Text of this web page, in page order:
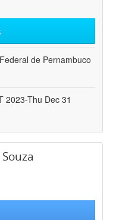
de Pernambuco
2023-Thu Dec 31